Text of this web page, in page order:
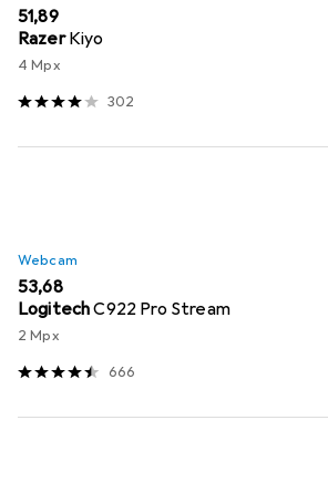
EUR
51,89
Razer Kiyo
4 Mpx
302
Webcam
EUR
53,68
LogitechC922 Pro Stream
2 Mpx
666